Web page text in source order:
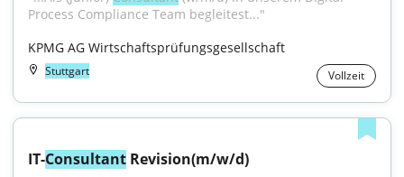
Process Compliance Team begleitest..."
KPMG AG Wirtschaftsprüfungsgesellschaft
Stuttgart Vollzeit
IT-Consultant Revision(m/w/d)